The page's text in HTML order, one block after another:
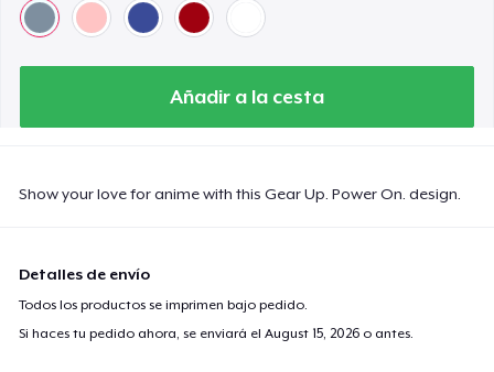
Añadir a la cesta
Show your love for anime with this Gear Up. Power On. design.
Detalles de envío
Todos los productos se imprimen bajo pedido.
Si haces tu pedido ahora, se enviará elAugust 15, 2026 o antes.